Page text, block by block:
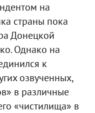
на
страны пока
Донецкой
Однако на
к
озвученных,
в различные
«чистилища» в